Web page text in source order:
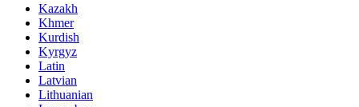
Kazakh
Khmer
Kurdish
Kyrgyz
Latin
Latvian
Lithuanian